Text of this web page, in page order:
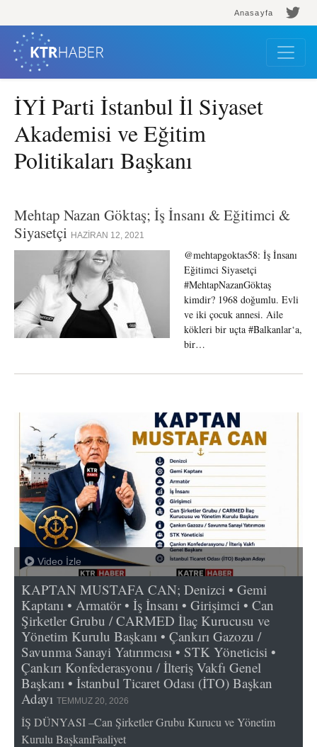
Anasayfa
İYİ Parti İstanbul İl Siyaset
Akademisi ve Eğitim
Politikaları Başkanı
Mehtap Nazan Göktaş; İş İnsanı & Eğitimci &
Siyasetçi HAZIRAN 12, 2021
@mehtapgoktas58: İş İnsanı
Eğitimci Siyasetçi
#MehtapNazanGöktaş
kimdir? 1968 doğumlu. Evli
ve iki çocuk annesi. Aile
kökleri bir uçta #Balkanlar‘a,
bir…
Video İzle
KAPTAN MUSTAFA CAN; Denizci • Gemi
Kaptanı • Armatör • İş İnsanı • Girişimci • Can
Şirketler Grubu / CARMED İlaç Kurucusu ve
Yönetim Kurulu Başkanı • Çankırı Gazozu /
Savunma Sanayi Yatırımcısı • STK Yöneticisi •
Çankırı Konfederasyonu / İlteriş Vakfı Genel
Başkanı • İstanbul Ticaret Odası (İTO) Başkan
Adayı TEMMUZ 20, 2026
İŞ DÜNYASI –Can Şirketler Grubu Kurucu ve Yönetim
Kurulu BaşkanıFaaliyet